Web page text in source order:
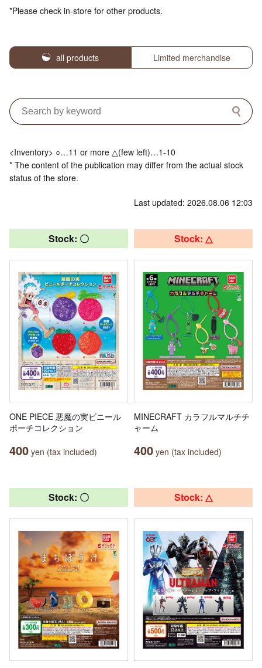
*Please check in-store for other products.
all products Limited merchandise
<Inventory> ○…11 or more △(few left)…1-10
* The content of the publication may differ from the actual stock
status of the store.
Last updated: 2026.08.06 12:03
Stock: 〇
ONE PIECE 悪魔の実ビニール
ポーチコレクション
400 yen (tax included)
Stock: △
MINECRAFT カラフルマルチチ
ャーム
400 yen (tax included)
Stock: 〇 Stock: △